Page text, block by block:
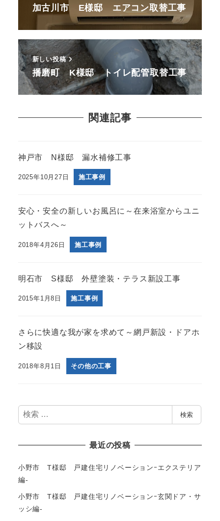
加古川市 E様邸 エアコン取替工事
新しい投稿
播磨町 K様邸 トイレ配管取替工事
関連記事
神戸市 N様邸 漏水補修工事
2025年10月27日 施工事例
安心・安全の新しいお風呂に～在来浴室からユニ
ットバスへ～
2018年4月26日 施工事例
明石市 S様邸 外壁塗装・テラス新設工事
2015年1月8日 施工事例
さらに快適な我が家を求めて～網戸新設・ドアホ
ン移設
2018年8月1日 その他の工事
検
索
検索
最近の投稿
小野市 T様邸 戸建住宅リノベーションｰエクステリア
編-
小野市 T様邸 戸建住宅リノベーションｰ玄関ドア・サ
ッシ編-